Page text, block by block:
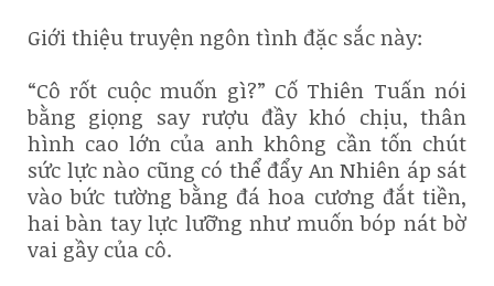
Giới thiệu truyện ngôn tình đặc sắc này:
“Cô rốt cuộc muốn gì?” Cố Thiên Tuấn nói
bằng giọng say rượu đầy khó chịu, thân
hình cao lớn của anh không cần tốn chút
sức lực nào cũng có thể đẩy An Nhiên áp sát
vào bức tường bằng đá hoa cương đắt tiền,
hai bàn tay lực lưỡng như muốn bóp nát bờ
vai gầy của cô.